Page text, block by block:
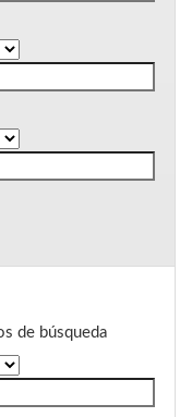
de búsqueda